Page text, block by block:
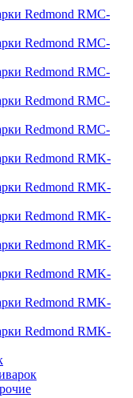
Redmond RMC-
Redmond RMC-
Redmond RMC-
Redmond RMC-
Redmond RMC-
Redmond RMK-
Redmond RMK-
Redmond RMK-
Redmond RMK-
Redmond RMK-
Redmond RMK-
Redmond RMK-